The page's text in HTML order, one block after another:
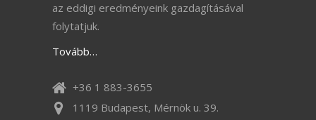
az eddigi eredményeink gazdagításával
folytatjuk.
Tovább…
+36 1 883-3655
1119 Budapest, Mérnök u. 39.